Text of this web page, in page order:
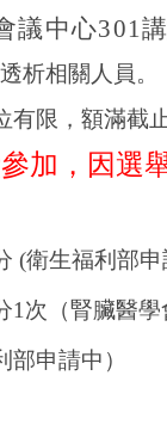
議中心301
析相關人員。
有限 ， 額滿截止
加，因選
(衛生福利部
1次
（腎臟醫
申請中）